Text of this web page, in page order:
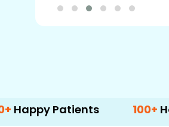
Patients 100+ Hospitals